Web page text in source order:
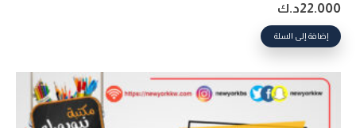
22.000د.ك
إضافة إلى السلة